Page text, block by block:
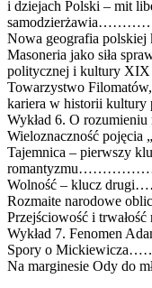
i dziejach Polski – mit
Nowa geografia
Masoneria jako siła
politycznej i
Towarzystwo
kariera w historii
Wykład 6. O
Wieloznaczność
Tajemnica – pierwszy
Wolność –
Rozmaite narodowe
Przejściowość i
Wykład 7.
Spory o
Na marginesie